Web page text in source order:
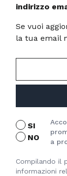
indirizzo
Se vuoi
la tua email
SI
NO
a
Compilando il
informazioni